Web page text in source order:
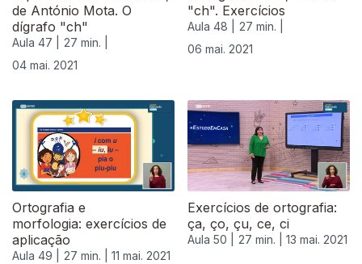
de António Mota. O
dígrafo "ch"
Aula 47 |
27 min. |
04 mai. 2021
"ch". Exercícios
Aula 48 |
27 min. |
06 mai. 2021
Ortografia e
morfologia: exercícios de
aplicação
Aula 49 | 27 min. | 11 mai. 2021
Exercícios de ortografia:
ça, ço, çu, ce, ci
Aula 50 | 27 min. | 13 mai. 2021